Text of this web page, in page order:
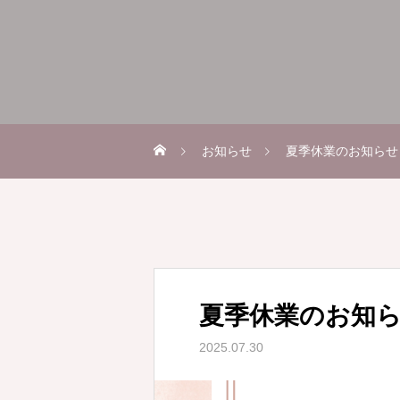
お知らせ 夏季休業のお知らせ
夏季休業のお知
2025.07.30